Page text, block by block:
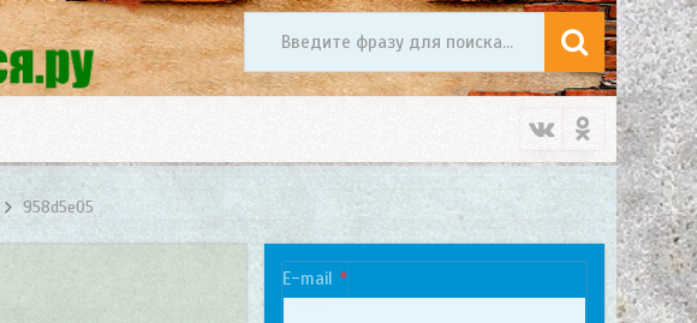
958d5e05
E-mail